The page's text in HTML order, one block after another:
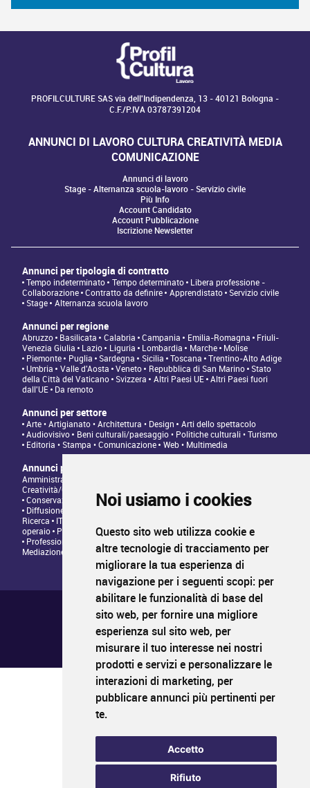
Noi usiamo i cookies
Questo sito web utilizza cookie e
altre tecnologie di tracciamento per
migliorare la tua esperienza di
navigazione per i seguenti scopi: per
abilitare le funzionalità di base del
sito web, per fornire una migliore
esperienza sul sito web, per
misurare il tuo interesse nei nostri
prodotti e servizi e personalizzare le
interazioni di marketing, per
pubblicare annunci più pertinenti per
te.
Accetto
Rifiuto
PROFILCULTURE SAS via dell'Indipendenza, 13 - 40121 Bologna -
C.F./P.IVA 03787391204
ANNUNCI DI LAVORO CULTURA CREATIVITÀ MEDIA
COMUNICAZIONE
Annunci di lavoro
Stage - Alternanza scuola-lavoro - Servizio civile
Più Info
Account Candidato
Account Pubblicazione
Iscrizione Newsletter
Annunci per tipologia di contratto
Tempo indeterminato Tempo determinato
Libera professione -
Collaborazione
Contratto da definire Apprendistato
Servizio civile
Stage
Alternanza scuola lavoro
Annunci per regione
Abruzzo Basilicata Calabria Campania Emilia-Romagna
Friuli-
Venezia Giulia
Lazio Liguria Lombardia Marche
Molise
Piemonte
Puglia Sardegna Sicilia Toscana
Trentino-Alto Adige
Umbria
Valle d'Aosta Veneto Repubblica di San Marino
Stato
della Città del Vaticano
Svizzera Altri Paesi UE
Altri Paesi fuori
dall'UE
Da remoto
Annunci per settore
Arte • Artigianato • Architettura • Design
Arti dello spettacolo
Audiovisivo
Beni culturali/paesaggio • Politiche culturali • Turismo
Editoria • Stampa • Comunicazione Web • Multimedia
Annunci per tipologia di professione
Amministrazione • Direzione • Legale
Creatività/Grafica
Conservazione/Tutela/Valorizzazione Patrimonio Culturale
Diffusione/Distribuzione • Commerciale/Fundraising
Ricerca
IT/Programmazione web
operaio
Produzione/Programmazione • Project management
Professioni Editoriali • Giornalismo
Relazioni con il Pubblico •
Mediazione
Chi siamo ?
Condizioni generali di utilizzo
Informativa sulla privacy
Mappa del sito
FAQ pubblicazione
PROFIL CULTURA
Il portale della formazione culturale